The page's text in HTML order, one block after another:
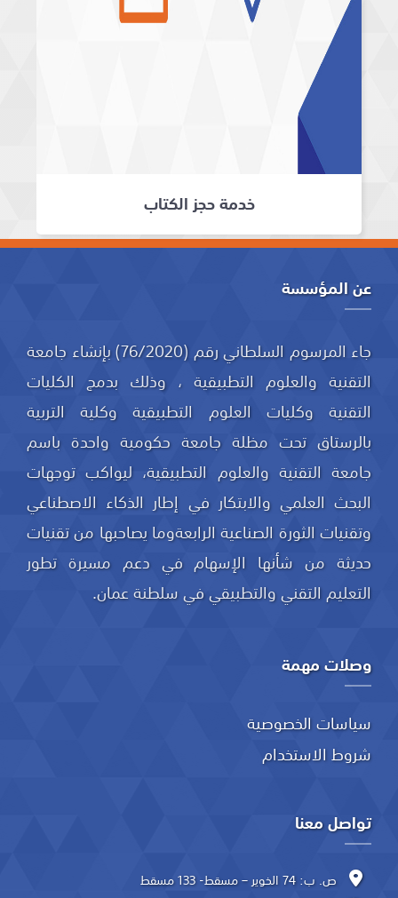
خدمة حجز الكتاب
عن المؤسسة
جاء المرسوم السلطاني رقم (76/2020) بإنشاء جامعة
التقنية والعلوم التطبيقية ، وذلك بدمج الكليات
التقنية وكليات العلوم التطبيقية وكلية التربية
بالرستاق تحت مظلة جامعة حكومية واحدة باسم
جامعة التقنية والعلوم التطبيقية، ليواكب توجهات
البحث العلمي والابتكار في إطار الذكاء الاصطناعي
وتقنيات الثورة الصناعية الرابعةوما يصاحبها من تقنيات
حديثة من شأنها الإسهام في دعم مسيرة تطور
التعليم التقني والتطبيقي في سلطنة عمان.
وصلات مهمة
سياسات الخصوصية
شروط الاستخدام
تواصل معنا
ص. ب: 74 الخوير – مسقط- 133 مسقط